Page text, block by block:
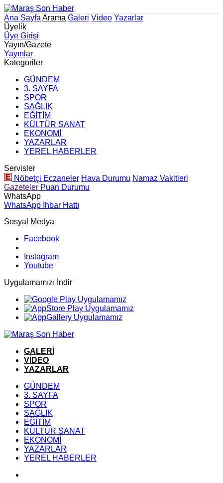
Ana Sayfa Arama Galeri Video Yazarlar
Üyelik
Üye Girişi
Yayın/Gazete
Yayınlar
Kategoriler
GÜNDEM
3. SAYFA
SPOR
SAĞLIK
EĞİTİM
KÜLTÜR SANAT
EKONOMİ
YAZARLAR
YEREL HABERLER
Servisler
Nöbetçi Eczaneler Hava Durumu Namaz Vakitleri
Gazeteler Puan Durumu
WhatsApp
WhatsApp İhbar Hattı
Sosyal Medya
Facebook
Instagram
Youtube
Uygulamamızı İndir
GALERİ
VİDEO
YAZARLAR
GÜNDEM
3. SAYFA
SPOR
SAĞLIK
EĞİTİM
KÜLTÜR SANAT
EKONOMİ
YAZARLAR
YEREL HABERLER